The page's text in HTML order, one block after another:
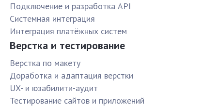
Подключение и разработка API
Системная интеграция
Интеграция платёжных систем
Верстка и тестирование
Верстка по макету
Доработка и адаптация верстки
UX- и юзабилити-аудит
Тестирование сайтов и приложений